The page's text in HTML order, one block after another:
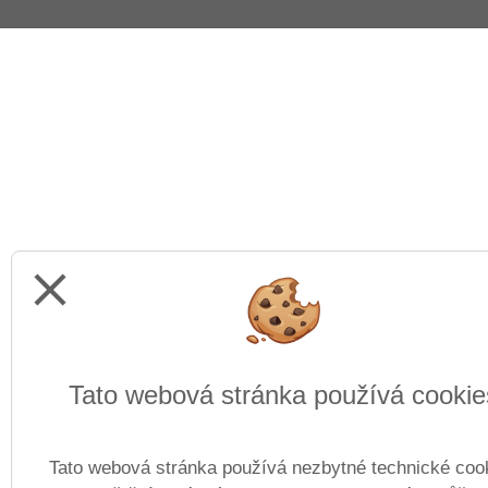
close
Tato webová stránka používá
Tato webová stránka používá nezbytné technické